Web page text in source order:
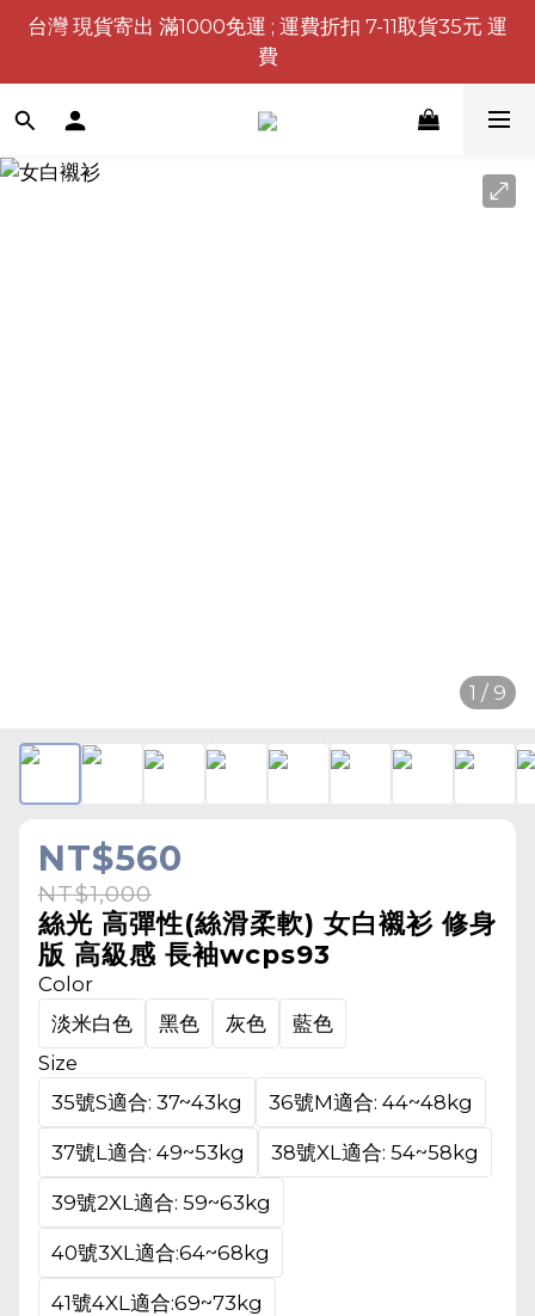
台灣 現貨寄出 滿1000免運 ; 運費折扣 7-11取貨35元 運
費
1 / 9
NT$560
NT$1,000
絲光 高彈性(絲滑柔軟) 女白襯衫 修身
版 高級感 長袖wcps93
Color
淡米白色
黑色 灰色
藍色
Size
35號S適合: 37~43kg
36號M適合: 44~48kg
37號L適合: 49~53kg 38號XL適合: 54~58kg
39號2XL適合: 59~63kg
40號3XL適合:64~68kg
41號4XL適合:69~73kg